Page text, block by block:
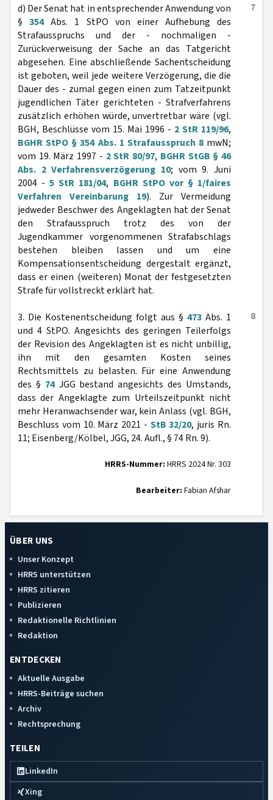
7
d) Der Senat hat in entsprechender Anwendung von
§354Abs. 1 StPO von einer Aufhebung des
Strafausspruchs und der - nochmaligen -
Zurückverweisung der Sache an das Tatgericht
abgesehen. Eine abschließende Sachentscheidung
ist geboten, weil jede weitere Verzögerung, die die
Dauer des - zumal gegen einen zum Tatzeitpunkt
jugendlichen Täter gerichteten - Strafverfahrens
zusätzlich erhöhen würde, unvertretbar wäre (vgl.
BGH, Beschlüsse vom 15. Mai 1996 - 2 StR 119/96,
BGHR StPO § 354 Abs. 1 Strafausspruch 8mwN;
vom 19. März 1997 - 2 StR 80/97, BGHR StGB § 46
Abs. 2 Verfahrensverzögerung 10; vom 9. Juni
2004 -5 StR 181/04, BGHR StPO vor § 1/faires
Verfahren Vereinbarung 19). Zur Vermeidung
jedweder Beschwer des Angeklagten hat der Senat
den Strafausspruch trotz des von der
Jugendkammer vorgenommenen Strafabschlags
bestehen bleiben lassen und um eine
Kompensationsentscheidung dergestalt ergänzt,
dass er einen (weiteren) Monat der festgesetzten
Strafe für vollstreckt erklärt hat.
8
3. Die Kostenentscheidung folgt aus § 473 Abs. 1
und 4 StPO. Angesichts des geringen Teilerfolgs
der Revision des Angeklagten ist es nicht unbillig,
ihn mit den gesamten Kosten seines
Rechtsmittels zu belasten. Für eine Anwendung
des § 74JGG bestand angesichts des Umstands,
dass der Angeklagte zum Urteilszeitpunkt nicht
mehr Heranwachsender war, kein Anlass (vgl. BGH,
Beschluss vom 10. März 2021 - StB 32/20, juris Rn.
11; Eisenberg/Kölbel, JGG, 24. Aufl., § 74 Rn. 9).
HRRS-Nummer: HRRS 2024 Nr. 303
Bearbeiter: Fabian Afshar
ÜBER UNS
Unser Konzept
HRRS unterstützen
HRRS zitieren
Publizieren
Redaktionelle Richtlinien
Redaktion
ENTDECKEN
Aktuelle Ausgabe
HRRS-Beiträge suchen
Archiv
Rechtsprechung
TEILEN
LinkedIn
Xing